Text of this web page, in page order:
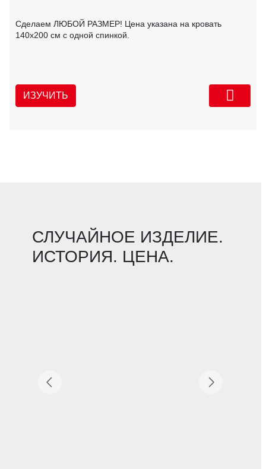
Сделаем ЛЮБОЙ РАЗМЕР! Цена указана на кровать
140х200 см с одной спинкой.
ИЗУЧИТЬ
СЛУЧАЙНОЕ ИЗДЕЛИЕ.
ИСТОРИЯ. ЦЕНА.